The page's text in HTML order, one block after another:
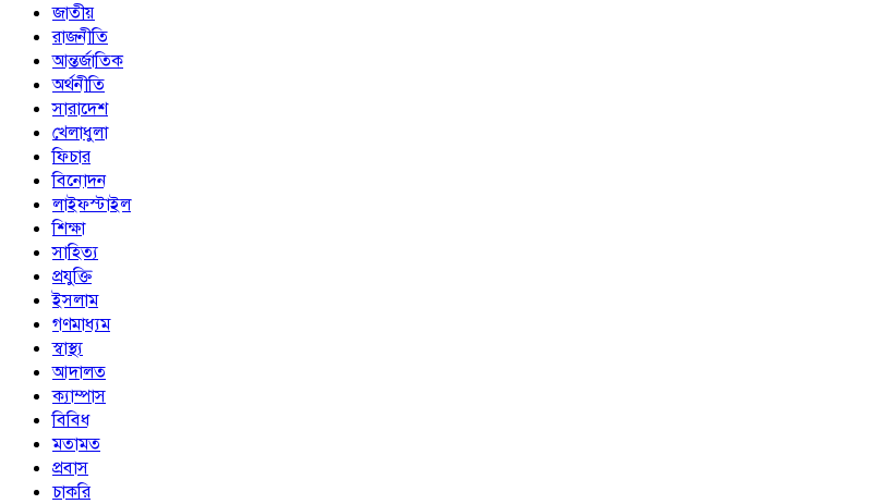
জাতীয়
রাজনীতি
আন্তর্জাতিক
অর্থনীতি
সারাদেশ
খেলাধুলা
ফিচার
বিনোদন
লাইফস্টাইল
শিক্ষা
সাহিত্য
প্রযুক্তি
ইসলাম
গণমাধ্যম
স্বাস্থ্য
আদালত
ক্যাম্পাস
বিবিধ
মতামত
প্রবাস
চাকরি